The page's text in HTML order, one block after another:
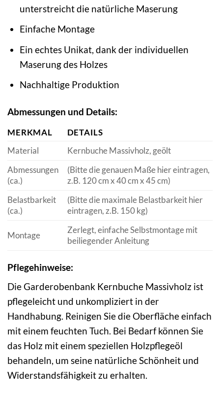
unterstreicht die natürliche Maserung
Einfache Montage
Ein echtes Unikat, dank der individuellen
Maserung des Holzes
Nachhaltige Produktion
Abmessungen und Details:
MERKMAL
DETAILS
Material
Kernbuche Massivholz, geölt
Abmessungen
(ca.)
(Bitte die genauen Maße hier eintragen,
z.B. 120 cm x 40 cm x 45 cm)
Belastbarkeit
(ca.)
(Bitte die maximale Belastbarkeit hier
eintragen, z.B. 150 kg)
Montage
Zerlegt, einfache Selbstmontage mit
beiliegender Anleitung
Pflegehinweise:
Die Garderobenbank Kernbuche Massivholz ist
pflegeleicht und unkompliziert in der
Handhabung. Reinigen Sie die Oberfläche einfach
mit einem feuchten Tuch. Bei Bedarf können Sie
das Holz mit einem speziellen Holzpflegeöl
behandeln, um seine natürliche Schönheit und
Widerstandsfähigkeit zu erhalten.